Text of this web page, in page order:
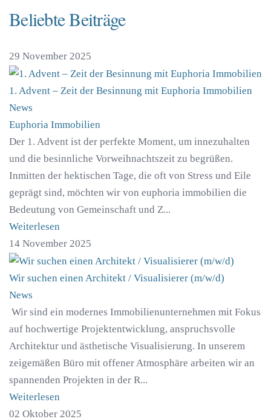
Beliebte Beiträge
29 November 2025
1. Advent – Zeit der Besinnung mit Euphoria Immobilien
News
Euphoria Immobilien
Der 1. Advent ist der perfekte Moment, um innezuhalten
und die besinnliche Vorweihnachtszeit zu begrüßen.
Inmitten der hektischen Tage, die oft von Stress und Eile
geprägt sind, möchten wir von euphoria immobilien die
Bedeutung von Gemeinschaft und Z...
Weiterlesen
14 November 2025
Wir suchen einen Architekt / Visualisierer (m/w/d)
News
Wir sind ein modernes Immobilienunternehmen mit Fokus
auf hochwertige Projektentwicklung, anspruchsvolle
Architektur und ästhetische Visualisierung. In unserem
zeigemäßen Büro mit offener Atmosphäre arbeiten wir an
spannenden Projekten in der R...
Weiterlesen
02 Oktober 2025